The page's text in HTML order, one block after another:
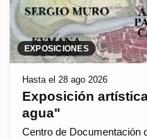
EXPOSICIONES
Hasta el 28 ago 2026
Exposición
agua"
Centro de Documentación